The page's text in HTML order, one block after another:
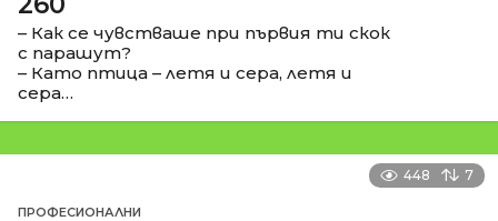
– Как се чувстваше при първия ти скок
с парашут?
– Като птица – летя и сера, летя и
сера…
448 7
ПРОФЕСИОНАЛНИ